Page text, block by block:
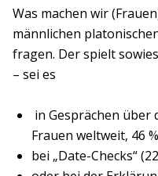
Was machen wir
männlichen
fragen. Der spielt
– sei es
in Gesprächen über
Frauen weltweit, 46
bei „Date-Checks“